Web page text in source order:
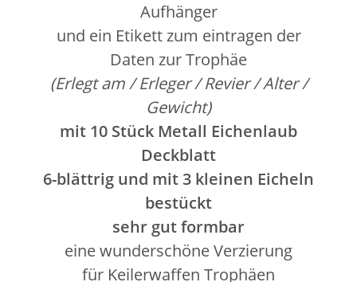
Aufhänger
und ein Etikett zum eintragen der
Daten zur Trophäe
(Erlegt am / Erleger / Revier / Alter /
Gewicht)
mit 10 Stück Metall Eichenlaub
Deckblatt
6-blättrig und mit 3 kleinen Eicheln
bestückt
sehr gut formbar
eine wunderschöne Verzierung
für Keilerwaffen Trophäen